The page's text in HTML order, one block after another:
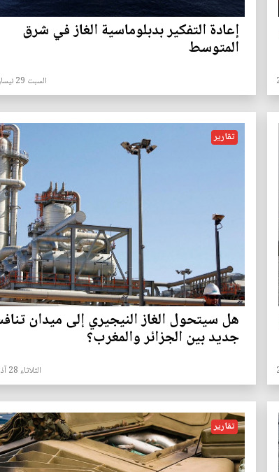
إعادة التفكير بدبلوماسية الغاز في شرق
المتوسط
السبت 29 نيسان 2023
تقارير
هل سيتحول الغاز النيجيري إلى ميدان
جديد بين الجزائر والمغرب؟
الثلاثاء 28 آذار 2023
تقارير